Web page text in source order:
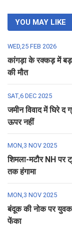
YOU MAY LIKE
WED,25 FEB 2026
कांगड़ा के रक्कड़ में
की मौत
SAT,6 DEC 2025
जमीन विवाद में घिरे
ऊपर नहीं
MON,3 NOV 2025
शिमला-मटौर NH पर
तक हंगामा
MON,3 NOV 2025
बंदूक की नोक पर युवक
फेंका